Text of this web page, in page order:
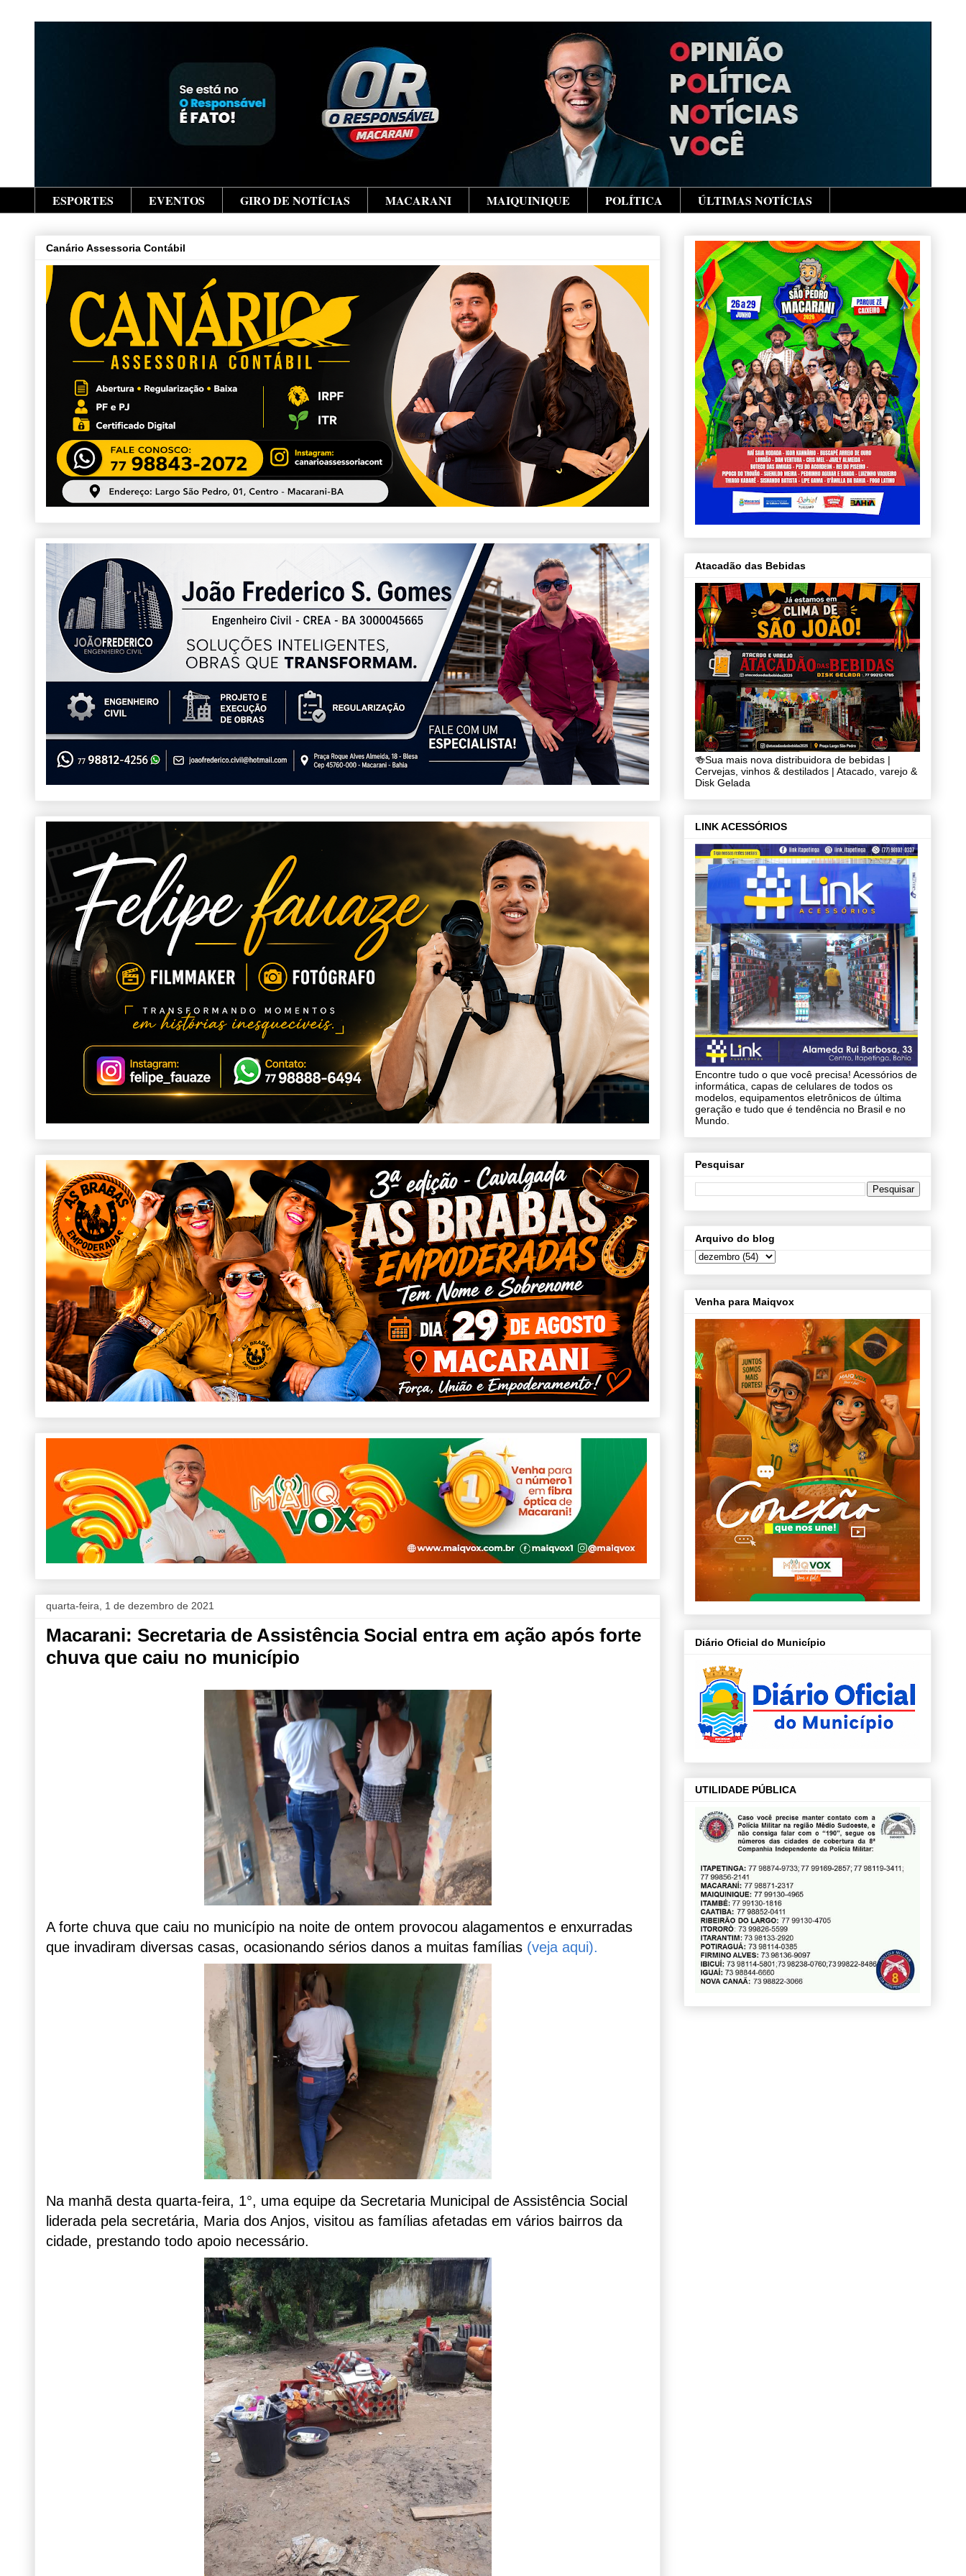
ESPORTES EVENTOS GIRO DE NOTÍCIAS MACARANI MAIQUINIQUE POLÍTICA ÚLTIMAS NOTÍCIAS
Canário Assessoria Contábil
quarta-feira, 1 de dezembro de 2021
Macarani: Secretaria de Assistência Social entra em ação após forte
chuva que caiu no município
A forte chuva que caiu no município na noite de ontem provocou alagamentos e enxurradas
que invadiram diversas casas, ocasionando sérios danos a muitas famílias (veja aqui).
Na manhã desta quarta-feira, 1°, uma equipe da Secretaria Municipal de Assistência Social
liderada pela secretária, Maria dos Anjos, visitou as famílias afetadas em vários bairros da
cidade, prestando todo apoio necessário.
Atacadão das Bebidas
🍻Sua mais nova distribuidora de bebidas |
Cervejas, vinhos & destilados | Atacado, varejo &
Disk Gelada
LINK ACESSÓRIOS
Encontre tudo o que você precisa! Acessórios de
informática, capas de celulares de todos os
modelos, equipamentos eletrônicos de última
geração e tudo que é tendência no Brasil e no
Mundo.
Pesquisar
Arquivo do blog
Venha para Maiqvox
Diário Oficial do Município
UTILIDADE PÚBLICA